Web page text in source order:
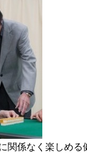
関係なく楽しめる